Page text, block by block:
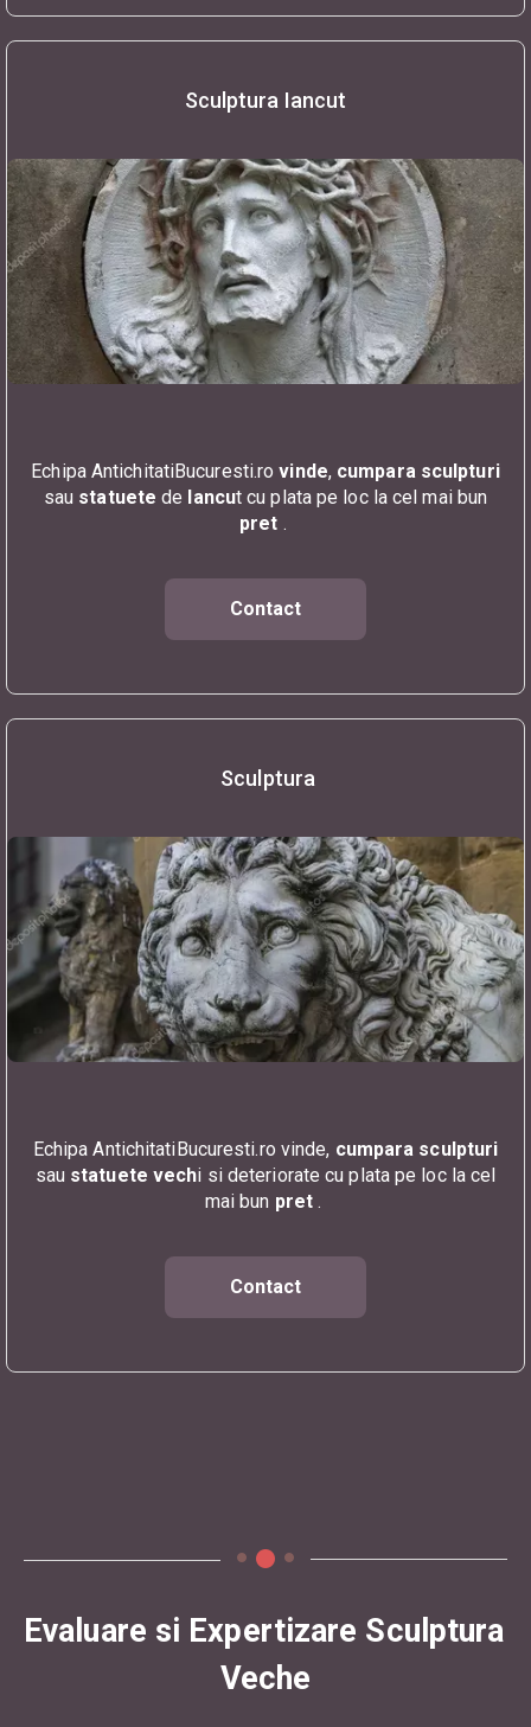
Sculptura Iancut
Echipa AntichitatiBucuresti.rovinde, cumpara sculpturi
sau statuete de Iancut cu plata pe loc la cel mai bun
pret .
Contact
Sculptura
Echipa AntichitatiBucuresti.ro vinde, cumpara sculpturi
sau statuete vechi si deteriorate cu plata pe loc la cel
mai bun pret.
Contact
Evaluare si Expertizare Sculptura
Veche